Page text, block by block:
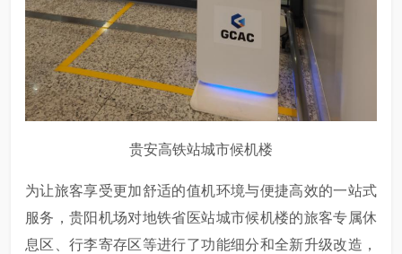
贵安高铁站城市候机楼
为让旅客享受更加舒适的值机环境与便捷高效的一站式
服务，贵阳机场对地铁省医站城市候机楼的旅客专属休
息区、行李寄存区等进行了功能细分和全新升级改造，